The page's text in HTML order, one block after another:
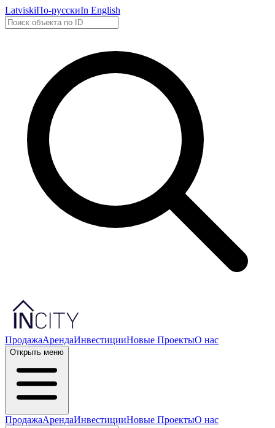
LatviskiПо-русскиIn English
ПродажаАрендаИнвестицииНовые ПроектыО нас
Открыть меню
ПродажаАрендаИнвестицииНовые ПроектыО нас